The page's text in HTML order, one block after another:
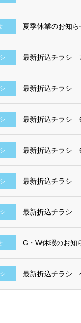
夏季休業のお知ら
最新折込チラシ
最新折込チラシ
最新折込チラシ
最新折込チラシ
最新折込チラシ
最新折込チラシ
G・W休暇のお知
最新折込チラシ